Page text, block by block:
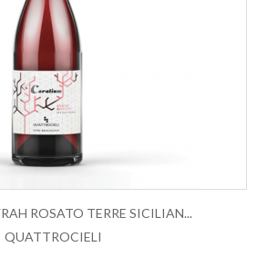
AL CARRELLO
ROSATO TERRE SICILIAN...
QUATTROCIELI